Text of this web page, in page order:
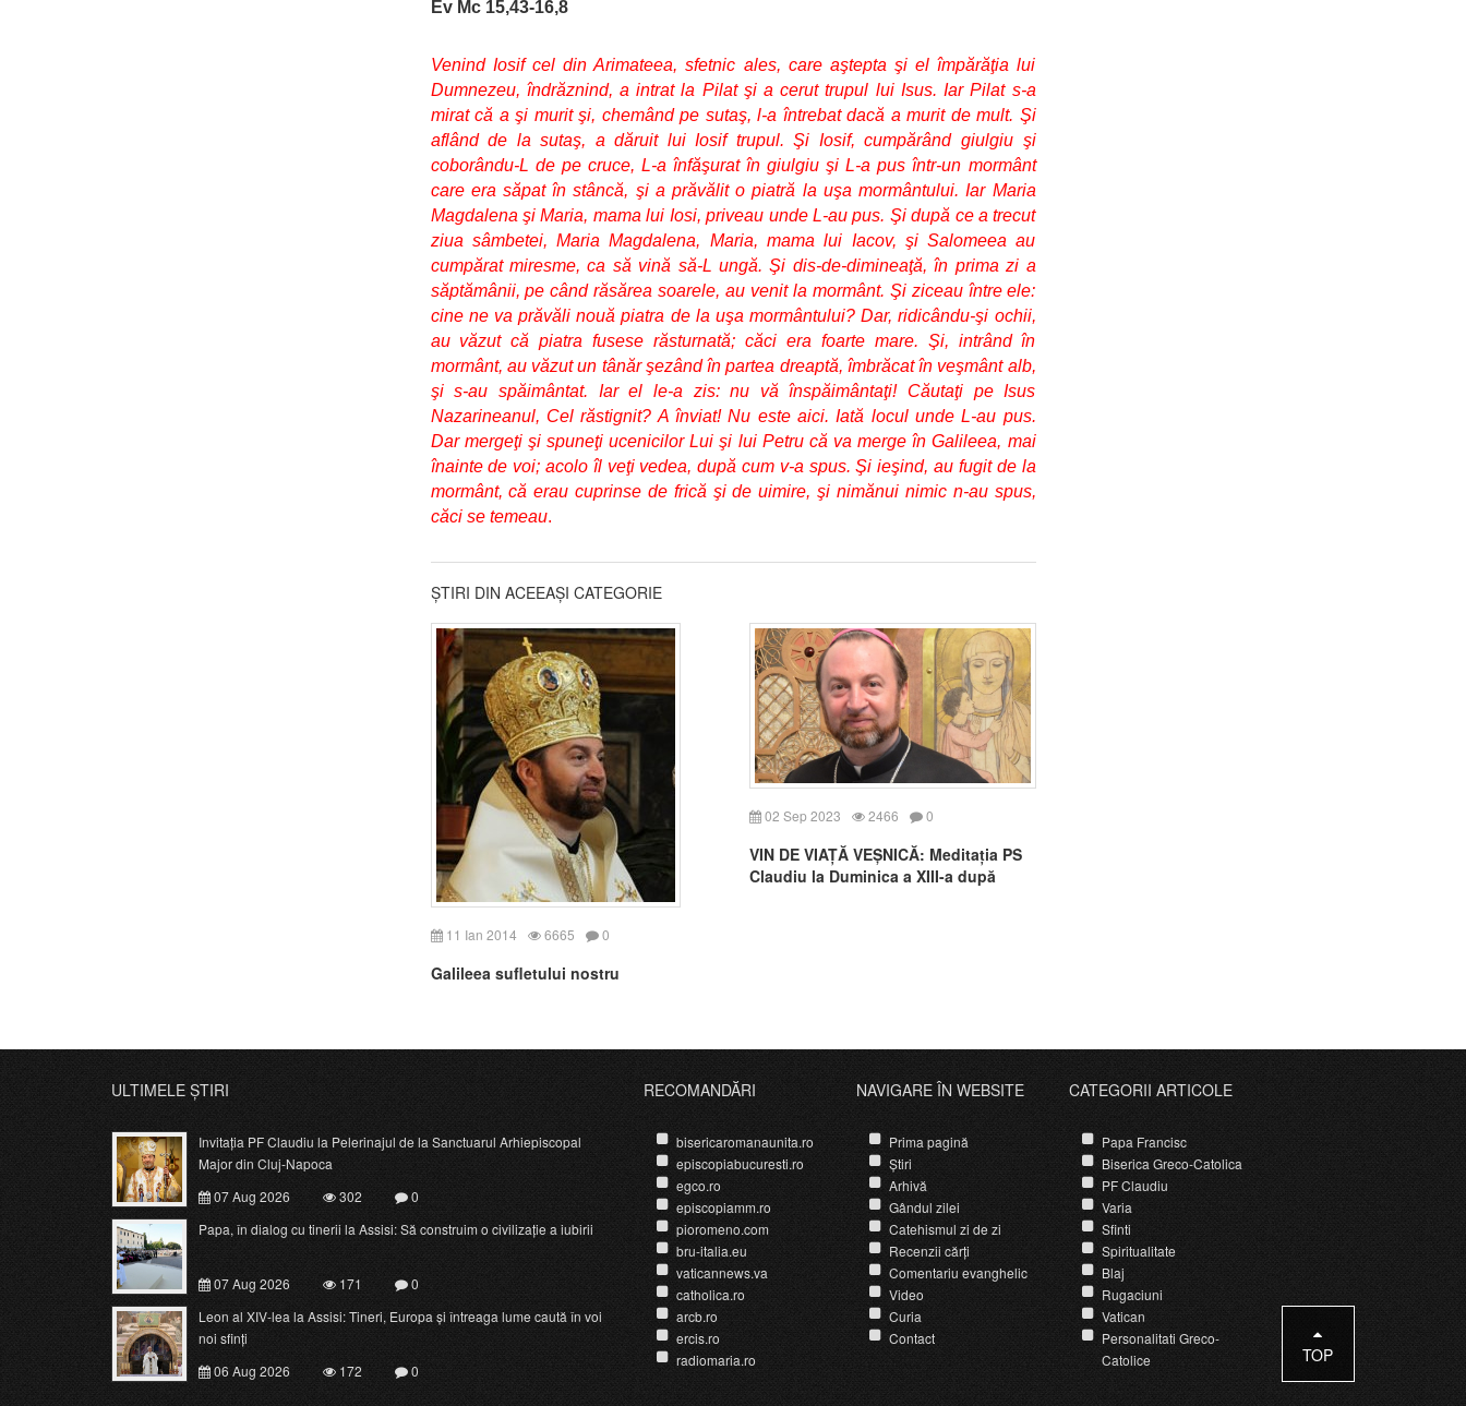
Ev Mc 15,43-16,8
Venind Iosif cel din Arimateea, sfetnic ales, care aştepta şi el împărăţia lui
Dumnezeu, îndrăznind, a intrat la Pilat şi a cerut trupul lui Isus. Iar Pilat s-a
mirat că a şi murit şi, chemând pe sutaş, l-a întrebat dacă a murit de mult. Şi
aflând de la sutaş, a dăruit lui Iosif trupul. Şi Iosif, cumpărând giulgiu şi
coborându-L de pe cruce, L-a înfăşurat în giulgiu şi L-a pus într-un mormânt
care era săpat în stâncă, şi a prăvălit o piatră la uşa mormântului. Iar Maria
Magdalena şi Maria, mama lui Iosi, priveau unde L-au pus. Şi după ce a trecut
ziua sâmbetei, Maria Magdalena, Maria, mama lui Iacov, şi Salomeea au
cumpărat miresme, ca să vină să-L ungă. Şi dis-de-dimineaţă, în prima zi a
săptămânii, pe când răsărea soarele, au venit la mormânt. Şi ziceau între ele:
cine ne va prăvăli nouă piatra de la uşa mormântului? Dar, ridicându-şi ochii,
au văzut că piatra fusese răsturnată; căci era foarte mare. Şi, intrând în
mormânt, au văzut un tânăr şezând în partea dreaptă, îmbrăcat în veşmânt alb,
şi s-au spăimântat. Iar el le-a zis: nu vă înspăimântaţi! Căutaţi pe Isus
Nazarineanul, Cel răstignit? A înviat! Nu este aici. Iată locul unde L-au pus.
Dar mergeţi şi spuneţi ucenicilor Lui şi lui Petru că va merge în Galileea, mai
înainte de voi; acolo îl veţi vedea, după cum v-a spus. Şi ieşind, au fugit de la
mormânt, că erau cuprinse de frică şi de uimire, şi nimănui nimic n-au spus,
căci se temeau.
ȘTIRI DIN ACEEAȘI CATEGORIE
11 Ian 2014 6665 0
Galileea sufletului nostru
02 Sep 2023 2466 0
VIN DE VIAȚĂ VEȘNICĂ: Meditația PS
Claudiu la Duminica a XIII-a după
ULTIMELE ȘTIRI
Invitația PF Claudiu la Pelerinajul de la Sanctuarul Arhiepiscopal
Major din Cluj-Napoca
07 Aug 2026
302
0
Papa, în dialog cu tinerii la Assisi: Să construim o civilizație a iubirii
07 Aug 2026 171
0
Leon al XIV-lea la Assisi: Tineri, Europa și întreaga lume caută în voi
noi sfinți
06 Aug 2026
172 0
RECOMANDĂRI
bisericaromanaunita.ro
episcopiabucuresti.ro
egco.ro
episcopiamm.ro
pioromeno.com
bru-italia.eu
vaticannews.va
catholica.ro
arcb.ro
ercis.ro
radiomaria.ro
NAVIGARE ÎN WEBSITE
Prima pagină
Știri
Arhivă
Gândul zilei
Catehismul zi de zi
Recenzii cărți
Comentariu evanghelic
Video
Curia
Contact
CATEGORII ARTICOLE
Papa Francisc
Biserica Greco-Catolica
PF Claudiu
Varia
Sfinti
Spiritualitate
Blaj
Rugaciuni
Vatican
Personalitati Greco-
Catolice
TOP